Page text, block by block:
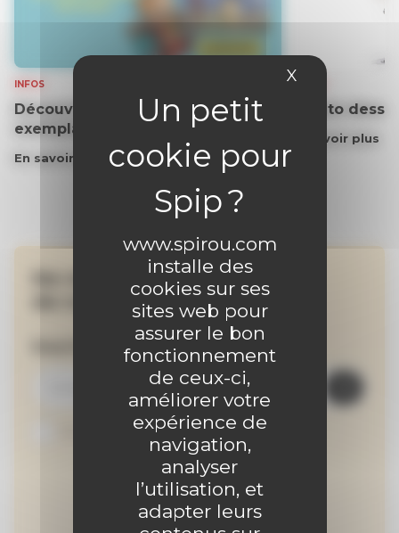
www.spirou.com
installe des
cookies sur ses
sites web pour
assurer le bon
fonctionnement
de ceux-ci,
améliorer votre
expérience de
navigation,
analyser
l’utilisation, et
adapter leurs
X Masquer le
INFOS
Découvrez gratuitement un
exemplaire du journal !
En savoir plus
VIDEOS
Le tuto
En savoir plus
Ne manquez aucune
de nos actualités !
Inscrivez-vous à la newsletter
Je suis abonné au site